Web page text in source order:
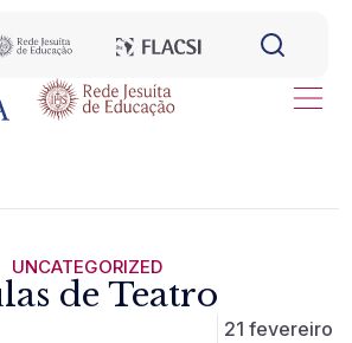
UNCATEGORIZED
de Teatro
21 fevereiro